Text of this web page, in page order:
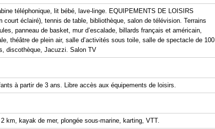
téléphonique, lit bébé, lave-linge. EQUIPEMENTS DE LOISIRS
court éclairé), tennis de table, bibliothèque, salon de télévision. Terrains
panneau de basket, mur d’escalade, billards français et américain,
théâtre de plein air, salle d’activités sous toile, salle de spectacle de 100
discothèque, Jacuzzi. Salon TV
à partir de 3 ans. Libre accès aux équipements de loisirs.
km, kayak de mer, plongée sous-marine, karting, VTT.